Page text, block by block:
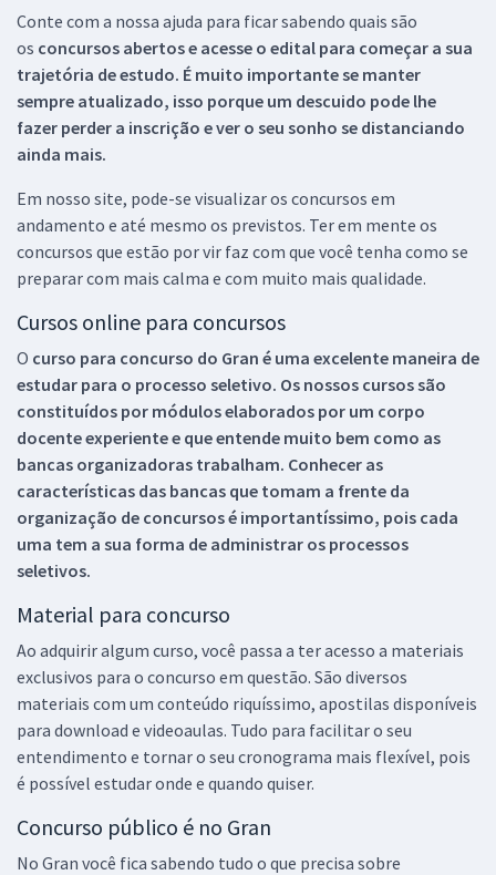
Conte com a nossa ajuda para ficar sabendo quais são
os concursos abertos e acesse o edital para começar a sua
trajetória de estudo. É muito importante se manter
sempre atualizado, isso porque um descuido pode lhe
fazer perder a inscrição e ver o seu sonho se distanciando
ainda mais.
Em nosso site, pode-se visualizar os concursos em
andamento e até mesmo os previstos. Ter em mente os
concursos que estão por vir faz com que você tenha como se
preparar com mais calma e com muito mais qualidade.
Cursos online para concursos
O curso para concurso do Gran é uma excelente maneira de
estudar para o processo seletivo. Os nossos cursos são
constituídos por módulos elaborados por um corpo
docente experiente e que entende muito bem como as
bancas organizadoras trabalham. Conhecer as
características das bancas que tomam a frente da
organização de concursos é importantíssimo, pois cada
uma tem a sua forma de administrar os processos
seletivos.
Material para concurso
Ao adquirir algum curso, você passa a ter acesso a materiais
exclusivos para o concurso em questão. São diversos
materiais com um conteúdo riquíssimo, apostilas disponíveis
para download e videoaulas. Tudo para facilitar o seu
entendimento e tornar o seu cronograma mais flexível, pois
é possível estudar onde e quando quiser.
Concurso público é no Gran
No Gran você fica sabendo tudo o que precisa sobre